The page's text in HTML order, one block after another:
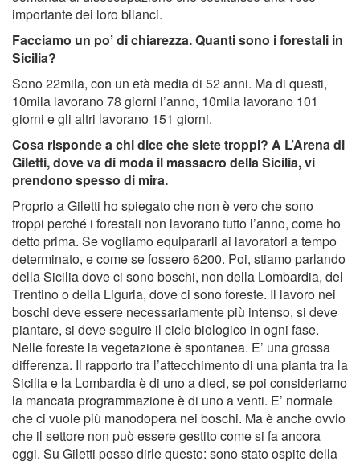
importante dei loro bilanci.
Facciamo un po’ di chiarezza. Quanti sono i forestali in
Sicilia?
Sono 22mila, con un età media di 52 anni. Ma di questi,
10mila lavorano 78 giorni l’anno, 10mila lavorano 101
giorni e gli altri lavorano 151 giorni.
Cosa risponde a chi dice che siete troppi? A L’Arena di
Giletti, dove va di moda il massacro della Sicilia, vi
prendono spesso di mira.
Proprio a Giletti ho spiegato che non è vero che sono
troppi perché i forestali non lavorano tutto l’anno, come ho
detto prima. Se vogliamo equipararli ai lavoratori a tempo
determinato, e come se fossero 6200. Poi, stiamo parlando
della Sicilia dove ci sono boschi, non della Lombardia, del
Trentino o della Liguria, dove ci sono foreste. Il lavoro nei
boschi deve essere necessariamente più intenso, si deve
piantare, si deve seguire il ciclo biologico in ogni fase.
Nelle foreste la vegetazione è spontanea. E’ una grossa
differenza. Il rapporto tra l’attecchimento di una pianta tra la
Sicilia e la Lombardia è di uno a dieci, se poi consideriamo
la mancata programmazione è di uno a venti. E’ normale
che ci vuole più manodopera nei boschi. Ma è anche ovvio
che il settore non può essere gestito come si fa ancora
oggi. Su Giletti posso dirle questo: sono stato ospite della